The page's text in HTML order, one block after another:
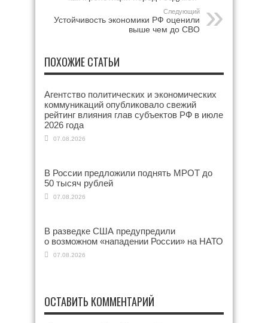
Следующий
Устойчивость экономики РФ оценили
выше чем до СВО
ПОХОЖИЕ СТАТЬИ
Агентство политических и экономических
коммуникаций опубликовало свежий
рейтинг влияния глав субъектов РФ в июле
2026 года
07.08.2026
В России предложили поднять МРОТ до
50 тысяч рублей
07.08.2026
В разведке США предупредили
о возможном «нападении России» на НАТО
07.08.2026
ОСТАВИТЬ КОММЕНТАРИЙ